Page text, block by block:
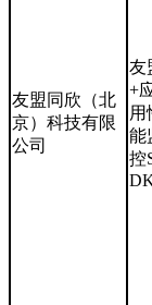
友盟同欣（北
京）科技有限
公司
友
+
用
能
控